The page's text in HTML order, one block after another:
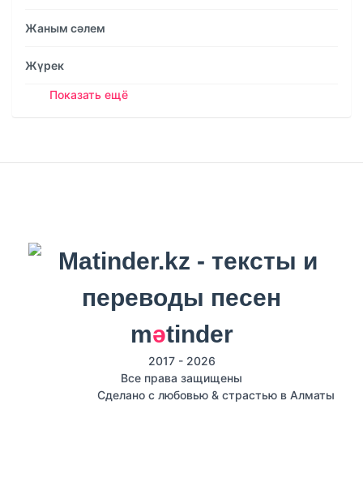
Жаным сәлем
Жүрек
Показать ещё
mәtinder
2017 - 2026
Все права защищены
Сделано с любовью & страстью в Алматы